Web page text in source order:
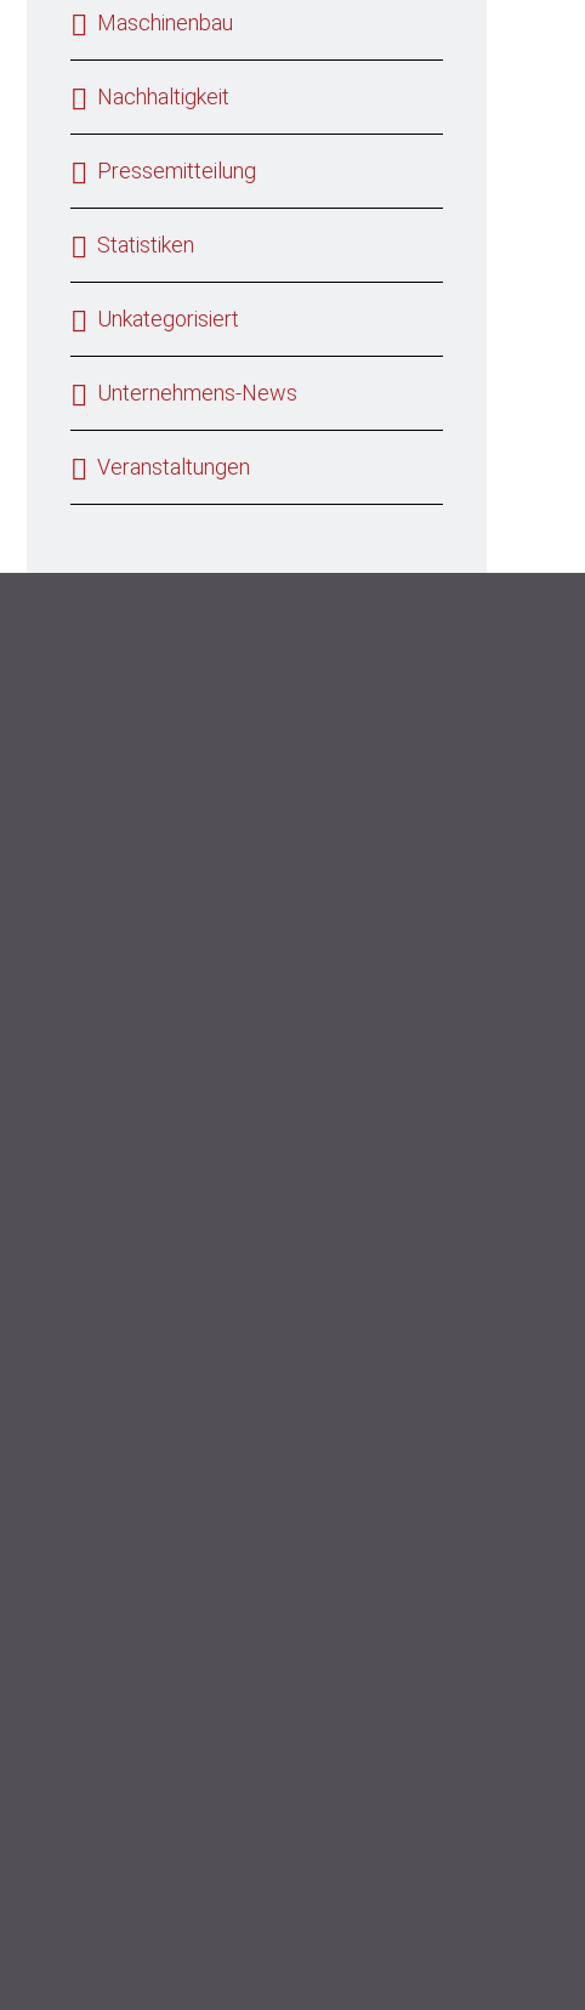
Maschinenbau
Nachhaltigkeit
Pressemitteilung
Statistiken
Unkategorisiert
Unternehmens-News
Veranstaltungen